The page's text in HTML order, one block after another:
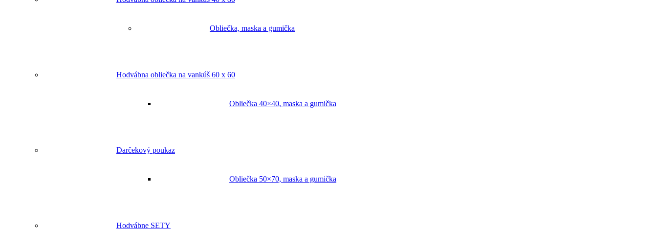
Obliečka, maska a gumička
Obliečka 40×40, maska a gumička
Obliečka 50×70, maska a gumička
Hodvábna obliečka na vankúš 60 x 60
Darčekový poukaz
Hodvábne SETY